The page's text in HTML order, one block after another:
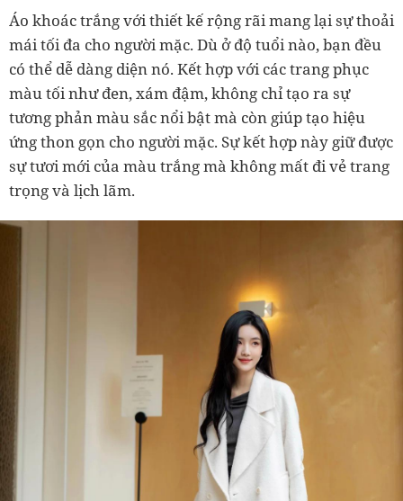
Áo khoác trắng với thiết kế rộng rãi mang lại sự thoải
mái tối đa cho người mặc. Dù ở độ tuổi nào, bạn đều
có thể dễ dàng diện nó. Kết hợp với các trang phục
màu tối như đen, xám đậm, không chỉ tạo ra sự
tương phản màu sắc nổi bật mà còn giúp tạo hiệu
ứng thon gọn cho người mặc. Sự kết hợp này giữ được
sự tươi mới của màu trắng mà không mất đi vẻ trang
trọng và lịch lãm.